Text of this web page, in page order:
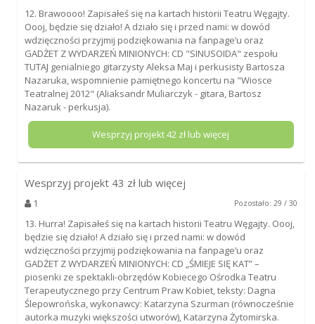
12. Brawoooo! Zapisałeś się na kartach historii Teatru Węgajty.
Oooj, będzie się działo! A działo się i przed nami: w dowód
wdzięczności przyjmij podziękowania na fanpage’u oraz
GADŻET Z WYDARZEŃ MINIONYCH: CD "SINUSOIDA" zespołu
TUTAJ genialniego gitarzysty Aleksa Maj i perkusisty Bartosza
Nazaruka, wspomnienie pamiętnego koncertu na "Wiosce
Teatralnej 2012" (Aliaksandr Muliarczyk - gitara, Bartosz
Nazaruk - perkusja).
Wesprzyj projekt42 zł lub więcej
Wesprzyj projekt 43 zł lub więcej
1 Pozostało: 29 / 30
13. Hurra! Zapisałeś się na kartach historii Teatru Węgajty. Oooj,
będzie się działo! A działo się i przed nami: w dowód
wdzięczności przyjmij podziękowania na fanpage’u oraz
GADŻET Z WYDARZEŃ MINIONYCH: CD „ŚMIEJE SIĘ KAT” –
piosenki ze spektakli-obrzędów Kobiecego Ośrodka Teatru
Terapeutycznego przy Centrum Praw Kobiet, teksty: Dagna
Ślepowrońska, wykonawcy: Katarzyna Szurman (równocześnie
autorka muzyki większości utworów), Katarzyna Żytomirska.